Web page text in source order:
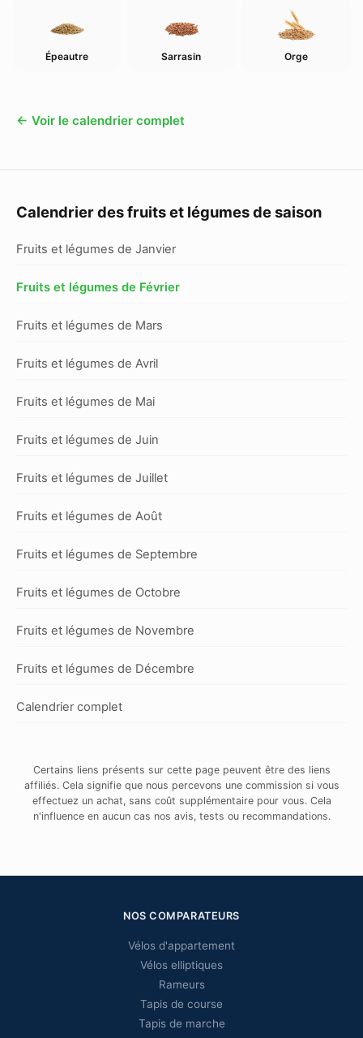
Épeautre Sarrasin Orge
← Voir le calendrier complet
Calendrier des fruits et légumes de saison
Fruits et légumes de Janvier
Fruits et légumes de Février
Fruits et légumes de Mars
Fruits et légumes de Avril
Fruits et légumes de Mai
Fruits et légumes de Juin
Fruits et légumes de Juillet
Fruits et légumes de Août
Fruits et légumes de Septembre
Fruits et légumes de Octobre
Fruits et légumes de Novembre
Fruits et légumes de Décembre
Calendrier complet
Certains liens présents sur cette page peuvent être des liens
affiliés. Cela signifie que nous percevons une commission si vous
effectuez un achat, sans coût supplémentaire pour vous. Cela
n'influence en aucun cas nos avis, tests ou recommandations.
NOS COMPARATEURS
Vélos d'appartement
Vélos elliptiques
Rameurs
Tapis de course
Tapis de marche